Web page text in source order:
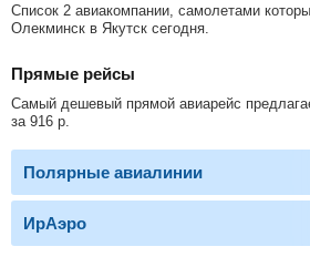
Список 2 авиакомпании, самолетами
Олекминск в Якутск сегодня.
Прямые рейсы
Самый дешевый прямой авиарейс
за 916 р
Полярные авиалинии
ИрАэро